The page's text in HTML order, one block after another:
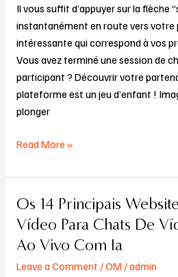
Il vous suffit d’appuyer sur la flèche
instantanément en route vers votre
intéressante qui correspond à vos
Vous avez terminé une session de
participant ? Découvrir votre
plateforme est un jeu d’enfant !
plonger
Cam
Gratuit
Read More »
Os 14 Principais
Vídeo Para Chats De
Ao Vivo Com Ia
Leave a Comment /OM/admin
Os
14
Websites
De